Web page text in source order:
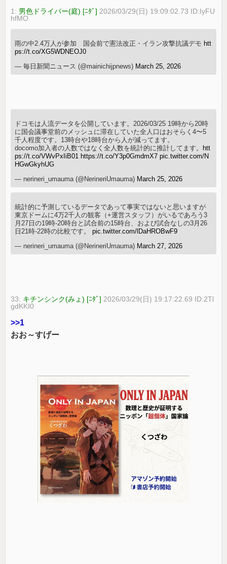
1: 男色ドライバー(庭) [ﾆﾀﾞ] 2026/03/29(日) 19:09:02.73 ID:IyFU
hfMO
雨の中2.4万人が参加 国会前で憲法改正・イラン攻撃抗議デモ htt
ps://t.co/XG5WDNEOJ0
— 毎日新聞ニュース (@mainichijpnews) March 25, 2026
ドコモは人流データを公開しています。2026/03/25 19時から20時
に国会議事堂前のメッシュに滞在していた全人口はおそらく4〜5
千人程度です。13時台や18時台から人が減ってます。
docomo加入者の人数ではなく全人数を統計的に推計してます。
htt
ps://t.co/VWvPxIiB01 https://t.co/Y3p0GmdmX7 pic.twitter.com/N
HGwGkyhUG
— nerineri_umauma (@NerineriUmauma) March 25, 2026
統計的に予測しているデータであって事実ではないと思いますが
東京ドームに4万2千人の観客（+運営スタッフ）がいるであろう3
月27日の19時-20時台と試合前の15時台、および試合なしの3月26
日21時-22時の比較です。pic.twitter.com/lDaHROBwF9
— nerineri_umauma (@NerineriUmauma) March 27, 2026
33: キチンシンク(みょ) [ﾆﾀﾞ] 2026/03/29(日) 19:17:22.69 ID:2Tl
gdKKI0
>>1
おお～すげー